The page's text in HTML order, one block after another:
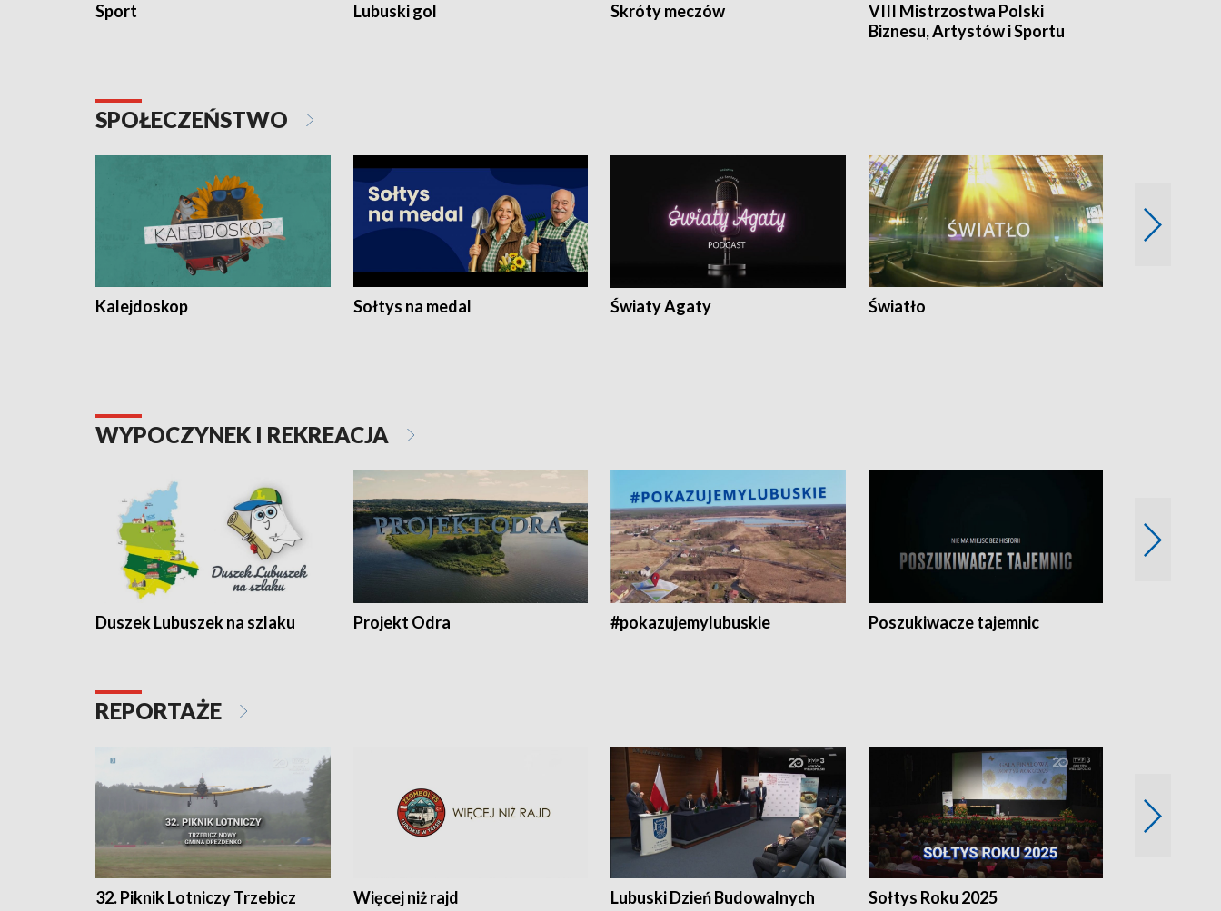
Sport Lubuski gol Skróty meczów
VIII Mistrzostwa Polski
Biznesu, Artystów i Sportu
SPOŁECZEŃSTWO
Kalejdoskop Sołtys na medal Światy Agaty Światło
WYPOCZYNEK I REKREACJA
Duszek Lubuszek na szlaku Projekt Odra #pokazujemylubuskie Poszukiwacze tajemnic
REPORTAŻE
32. Piknik Lotniczy Trzebicz
Więcej niż rajd Lubuski Dzień Budowalnych Sołtys Roku 2025